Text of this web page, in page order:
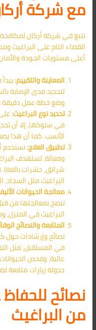
مع شركة
نتبع في شركة أركان
القضاء التام على البراغيث
أعلى مستويات الجودة
المعاينة والتقييم:
لتحديد مدى الإصابة
وضع خطة عمل دقيقة
تحديد نوع البراغيث:
في سلوكها، إلا أن
الأنسب. كما أن هذا
تطبيق العلاج:نستخدم
وفعالة، تستهدف
شرانق، حشرات بالغة).
البراغيث مثل
معالجة الحيوانات
ننصح بمعالجتها من
البراغيث في المنزل،
المتابعة والنصائح
نصائح وإرشادات حول
في المستقبل، مثل
عالية، وفحص
جدولة زيارات متابعة
نصائح
من البراغيث